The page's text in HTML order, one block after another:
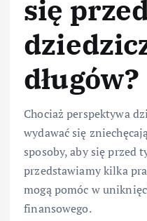
się
długów?
Chociaż perspektywa
wydawać się
sposoby, aby się przed
przedstawiamy kilka
mogą pomóc w
finansowego.